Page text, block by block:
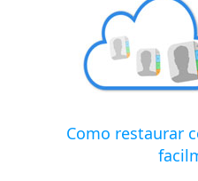
Como restaurar